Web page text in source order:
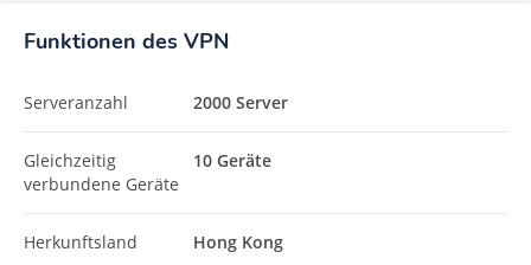
Funktionen des VPN
Serveranzahl 2000 Server
Gleichzeitig
verbundene Geräte
10 Geräte
Herkunftsland Hong Kong